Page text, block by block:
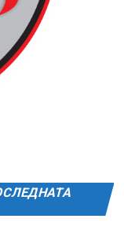
Петрова от
за начинаещи”
а тук и сега!